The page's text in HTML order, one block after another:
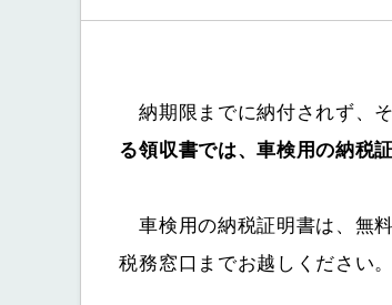
納期限までに納付されず、
る領収書では、車検用の納税
車検用の納税証明書は、無
税務窓口までお越しください。